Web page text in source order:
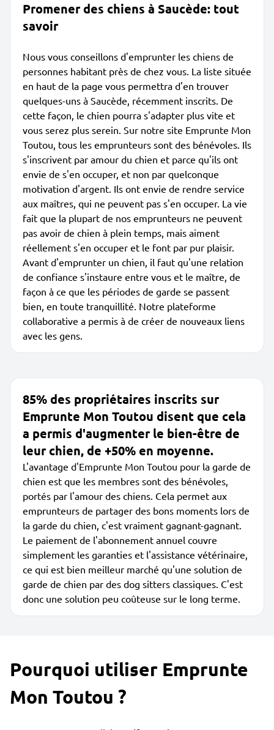
Promener des chiens à Saucède: tout
savoir
Nous vous conseillons d'emprunter les chiens de
personnes habitant près de chez vous. La liste située
en haut de la page vous permettra d'en trouver
quelques-uns à Saucède, récemment inscrits. De
cette façon, le chien pourra s'adapter plus vite et
vous serez plus serein. Sur notre site Emprunte Mon
Toutou, tous les emprunteurs sont des bénévoles. Ils
s'inscrivent par amour du chien et parce qu'ils ont
envie de s'en occuper, et non par quelconque
motivation d'argent. Ils ont envie de rendre service
aux maîtres, qui ne peuvent pas s'en occuper. La vie
fait que la plupart de nos emprunteurs ne peuvent
pas avoir de chien à plein temps, mais aiment
réellement s'en occuper et le font par pur plaisir.
Avant d'emprunter un chien, il faut qu'une relation
de confiance s'instaure entre vous et le maître, de
façon à ce que les périodes de garde se passent
bien, en toute tranquillité. Notre plateforme
collaborative a permis à de créer de nouveaux liens
avec les gens.
85% des propriétaires inscrits sur
Emprunte Mon Toutou disent que cela
a permis d'augmenter le bien-être de
leur chien, de +50% en moyenne.
L'avantage d'Emprunte Mon Toutou pour la garde de
chien est que les membres sont des bénévoles,
portés par l'amour des chiens. Cela permet aux
emprunteurs de partager des bons moments lors de
la garde du chien, c'est vraiment gagnant-gagnant.
Le paiement de l'abonnement annuel couvre
simplement les garanties et l'assistance vétérinaire,
ce qui est bien meilleur marché qu'une solution de
garde de chien par des dog sitters classiques. C'est
donc une solution peu coûteuse sur le long terme.
Pourquoi utiliser Emprunte
Mon Toutou ?